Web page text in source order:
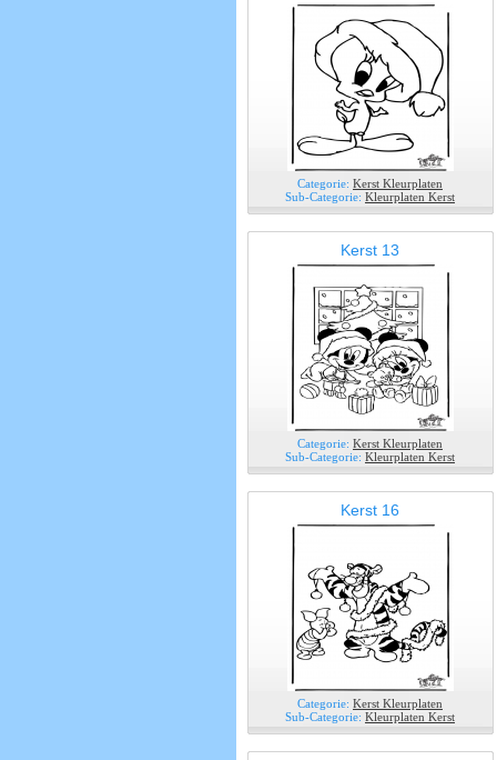
Categorie: Kerst Kleurplaten
Sub-Categorie: Kleurplaten Kerst
Kerst 13
Categorie: Kerst Kleurplaten
Sub-Categorie: Kleurplaten Kerst
Kerst 16
Categorie: Kerst Kleurplaten
Sub-Categorie: Kleurplaten Kerst